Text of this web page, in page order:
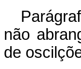
não
de